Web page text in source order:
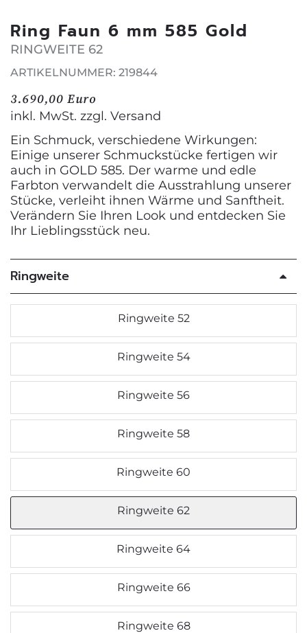
Ring Faun 6 mm 585 Gold
RINGWEITE 62
ARTIKELNUMMER: 219844
3.690,00 Euro
inkl. MwSt. zzgl. Versand
Ein Schmuck, verschiedene Wirkungen:
Einige unserer Schmuckstücke fertigen wir
auch in GOLD 585. Der warme und edle
Farbton verwandelt die Ausstrahlung unserer
Stücke, verleiht ihnen Wärme und Sanftheit.
Verändern Sie Ihren Look und entdecken Sie
Ihr Lieblingsstück neu.
Ringweite
Ringweite 52
Ringweite 54
Ringweite 56
Ringweite 58
Ringweite 60
Ringweite 62
Ringweite 64
Ringweite 66
Ringweite 68